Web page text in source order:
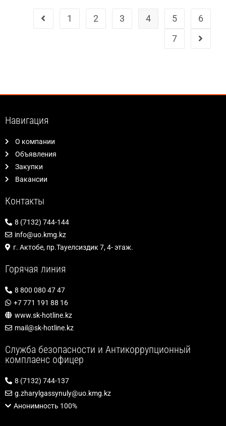
1 2 3 4 5
6
7
Навигация
О компании
Объявления
Закупки
Вакансии
Контакты
8 (7132) 744-144
info@uo.kmg.kz
г. Актобе, пр.Тауелсиздик 7, 4- этаж.
Горячая линия
8 800 080 47 47
+7 771 191 88 16
www.sk-hotline.kz
mail@sk-hotline.kz
Служба безопасности и Антикоррупционный
комплаенс офицер
8 (7132) 744-137
g.zharylgassynuly@uo.kmg.kz
Анонимность 100%